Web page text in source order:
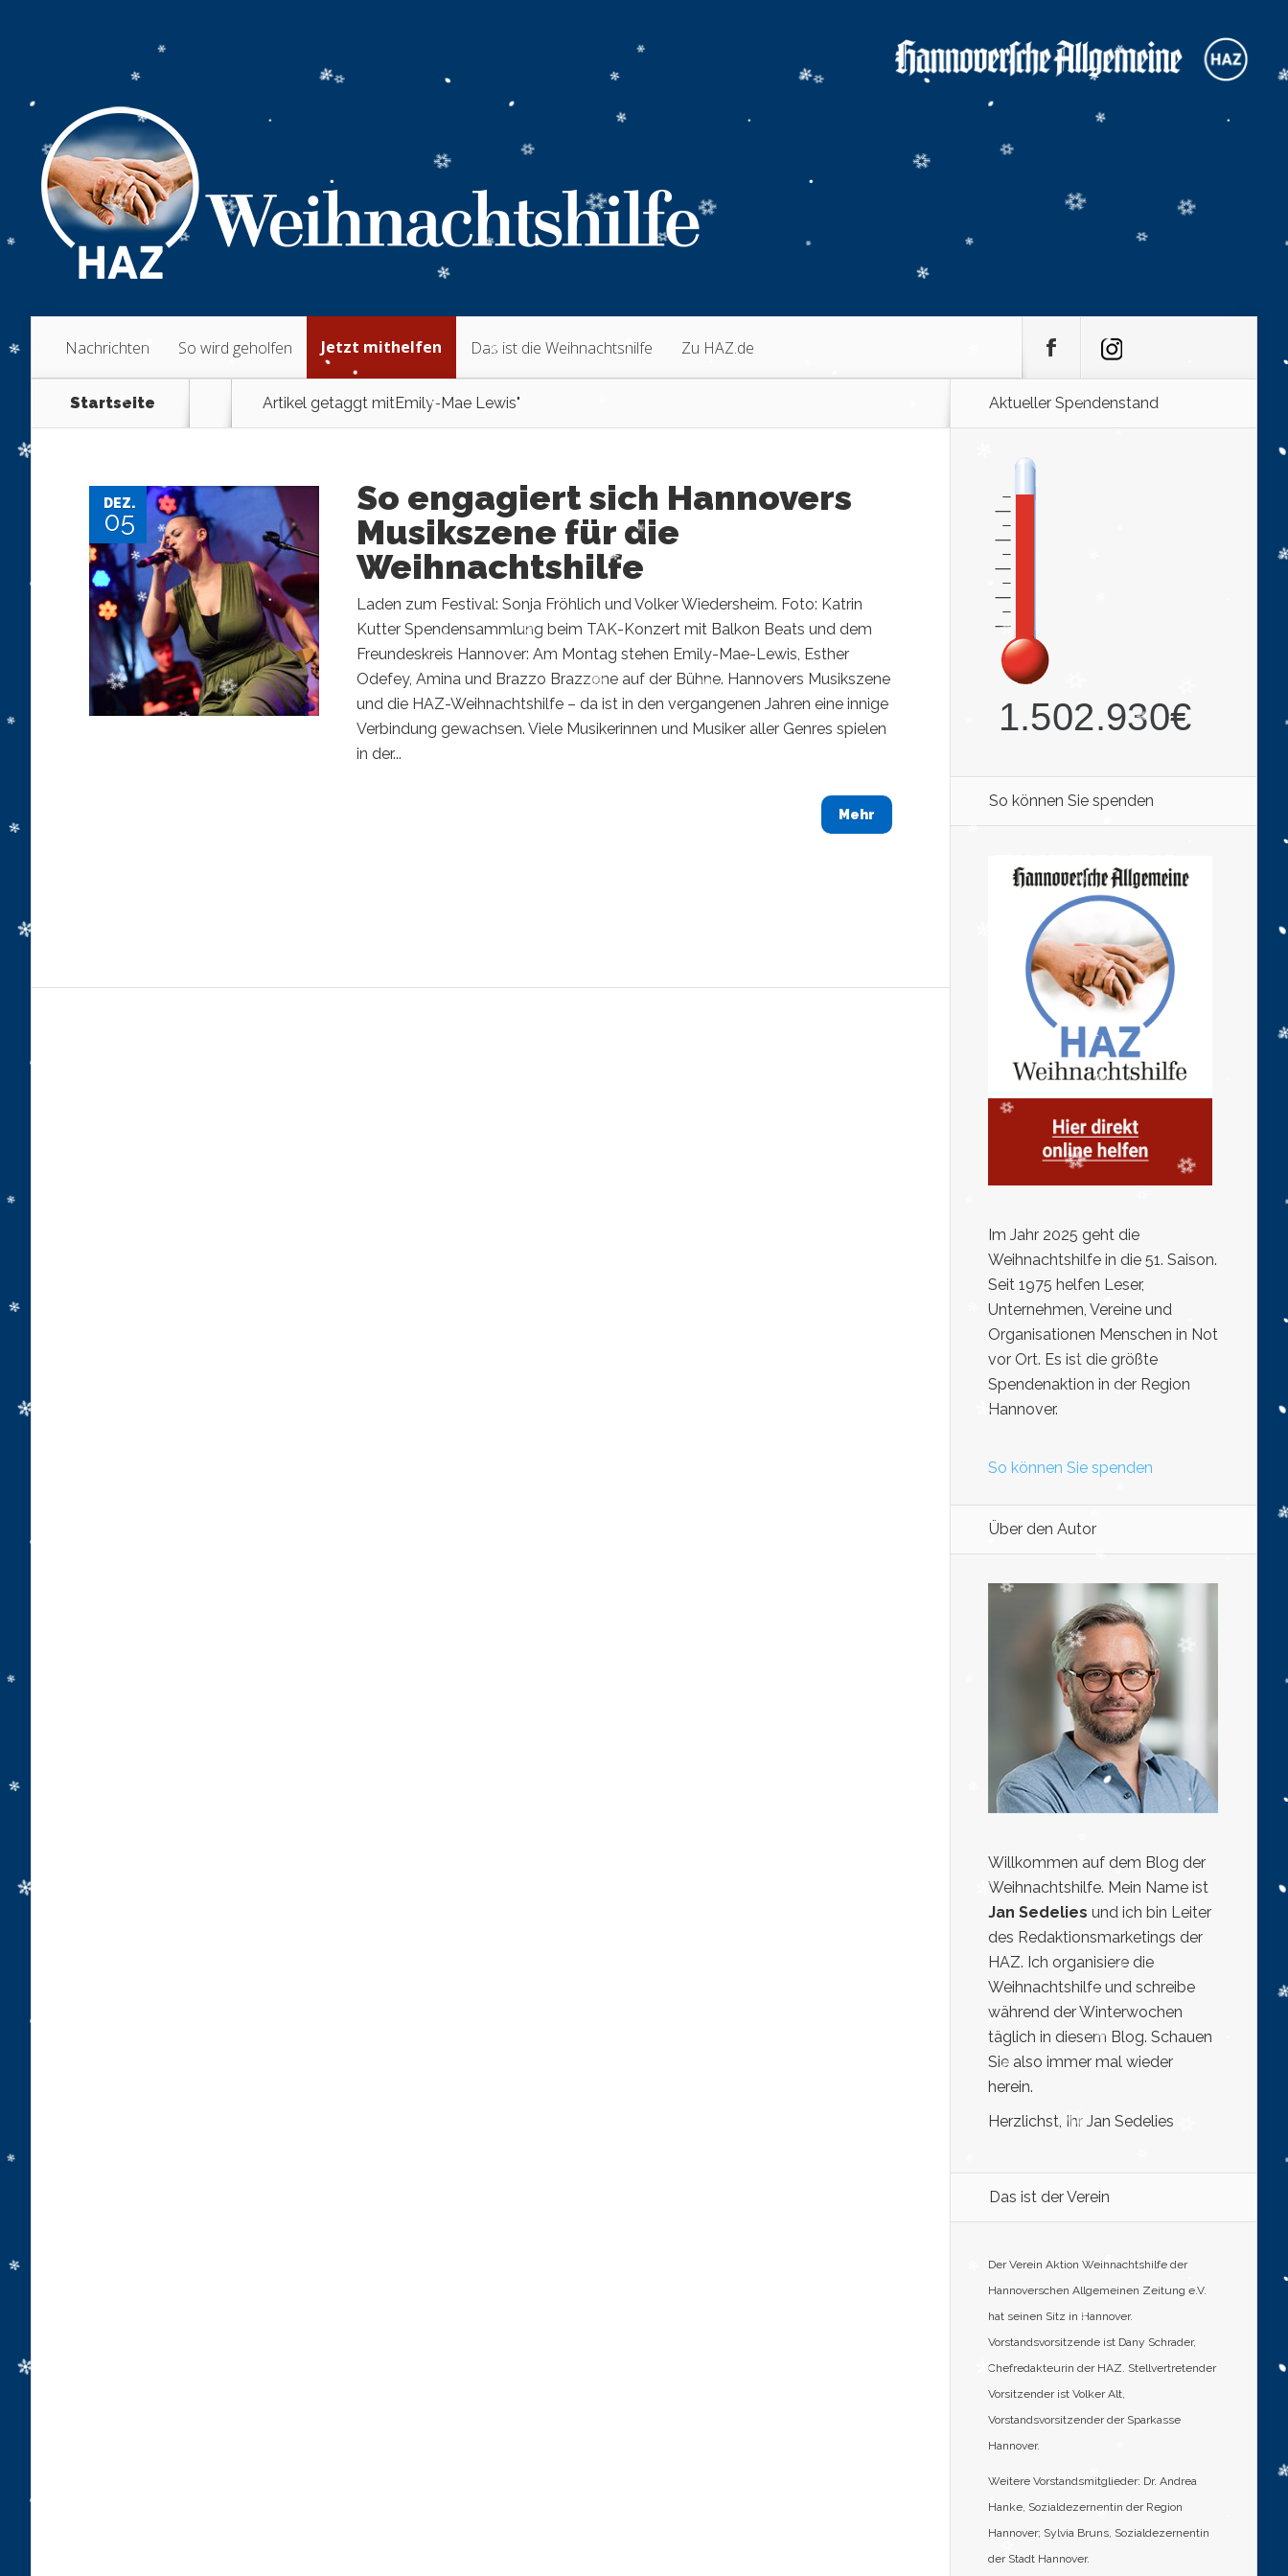
Nachrichten So wird geholfen Jetzt mithelfen Das ist die Weihnachtshilfe Zu HAZ.de
Startseite Artikel getaggt mitEmily-Mae Lewis"
DEZ.
05
So engagiert sich Hannovers
Musikszene für die
Weihnachtshilfe
Laden zum Festival: Sonja Fröhlich und Volker Wiedersheim. Foto: Katrin
Kutter Spendensammlung beim TAK-Konzert mit Balkon Beats und dem
Freundeskreis Hannover: Am Montag stehen Emily-Mae-Lewis, Esther
Odefey, Amina und Brazzo Brazzone auf der Bühne. Hannovers Musikszene
und die HAZ-Weihnachtshilfe – da ist in den vergangenen Jahren eine innige
Verbindung gewachsen. Viele Musikerinnen und Musiker aller Genres spielen
in der...
Mehr
Aktueller Spendenstand
So können Sie spenden
Im Jahr 2025 geht die
Weihnachtshilfe in die 51. Saison.
Seit 1975 helfen Leser,
Unternehmen, Vereine und
Organisationen Menschen in Not
vor Ort. Es ist die größte
Spendenaktion in der Region
Hannover.
So können Sie spenden
Über den Autor
Willkommen auf dem Blog der
Weihnachtshilfe. Mein Name ist
Jan Sedelies und ich bin Leiter
des Redaktionsmarketings der
HAZ. Ich organisiere die
Weihnachtshilfe und schreibe
während der Winterwochen
täglich in diesem Blog. Schauen
Sie also immer mal wieder
herein.
Herzlichst, Ihr Jan Sedelies
Das ist der Verein
Der Verein Aktion Weihnachtshilfe der
Hannoverschen Allgemeinen Zeitung e.V.
hat seinen Sitz in Hannover.
Vorstandsvorsitzende ist Dany Schrader,
Chefredakteurin der HAZ. Stellvertretender
Vorsitzender ist Volker Alt,
Vorstandsvorsitzender der Sparkasse
Hannover.
Weitere Vorstandsmitglieder: Dr. Andrea
Hanke, Sozialdezernentin der Region
Hannover; Sylvia Bruns, Sozialdezernentin
der Stadt Hannover.